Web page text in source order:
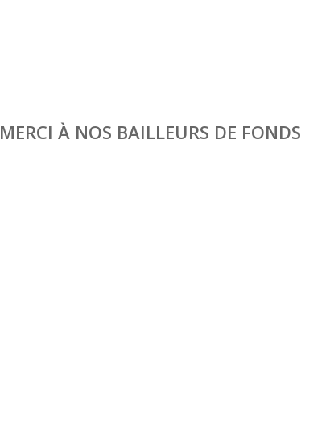
MERCI À NOS BAILLEURS DE FONDS